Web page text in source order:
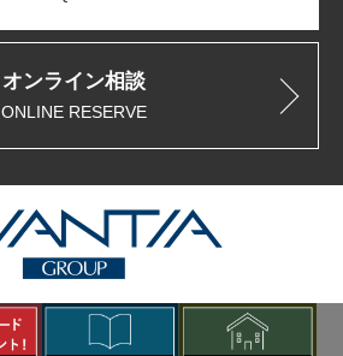
オンライン相談
ONLINE RESERVE